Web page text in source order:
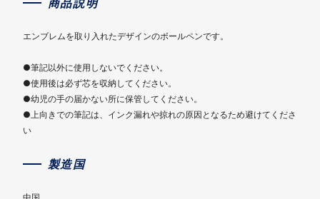
商品説明
エンブレムを取り入れたデザインのボールペンです。
●筆記以外に使用しないでください。
●使用後は必ず芯を収納してください。
●幼児の手の届かない所に保管してください。
●上向きでの筆記は、インク漏れや掠れの原因となるため避けてくださ
い
製造国